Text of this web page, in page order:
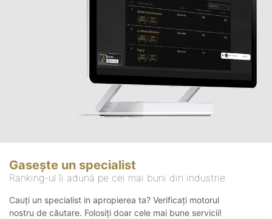
Gasește un specialist
Ranking-ul îi adună pe cei mai buni din industrie
Cauți un specialist in apropierea ta? Verificați motorul
nostru de căutare. Folosiți doar cele mai bune servicii!